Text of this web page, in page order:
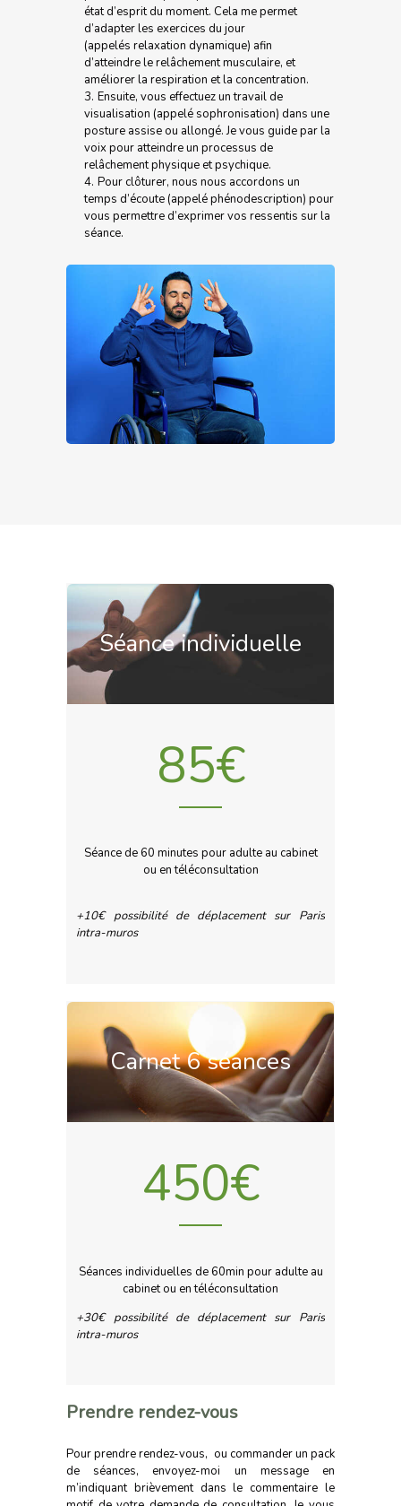
état d’esprit du moment. Cela me permet
d’adapter les exercices du jour
(appelés relaxation dynamique) afin
d’atteindre le relâchement musculaire, et
améliorer la respiration et la concentration.
Ensuite, vous effectuez un travail de
visualisation (appelé sophronisation) dans une
posture assise ou allongé. Je vous guide par la
voix pour atteindre un processus de
relâchement physique et psychique.
Pour clôturer, nous nous accordons un
temps d’écoute (appelé phénodescription) pour
vous permettre d’exprimer vos ressentis sur la
séance.
Séance individuelle
85€
Séance de 60 minutes pour adulte au cabinet
ou en téléconsultation
+10€ possibilité de déplacement sur Paris
intra-muros
Carnet 6 séances
450€
Séances individuelles de 60min pour adulte au
cabinet ou en téléconsultation
+30€ possibilité de déplacement sur Paris
intra-muros
Prendre rendez-vous
Pour prendre rendez-vous, ou commander un pack
de séances, envoyez-moi un message en
m’indiquant brièvement dans le commentaire le